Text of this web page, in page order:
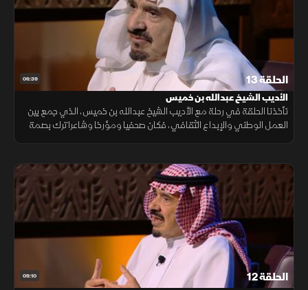
06:39 الحلقة 13
الأديب الشيخ عبدالله بن خميس
تأخذنا الحلقة في رحلة مع الأديب الشيخ عبدالله بن خميس، الذي جمع بين
العمل الوطني والإبداع الثقافي، فكان صحفيا ومؤرخا وشاعرا ترك بصمة
09:10 الحلقة 12